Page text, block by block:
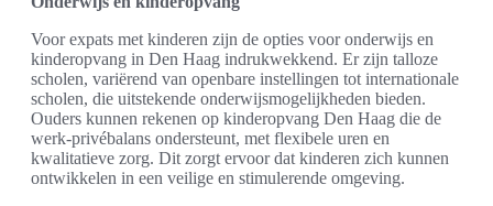
Voor expats met kinderen zijn de opties voor onderwijs en
kinderopvang in Den Haag indrukwekkend. Er zijn talloze
scholen, variërend van openbare instellingen tot internationale
scholen, die uitstekende onderwijsmogelijkheden bieden.
Ouders kunnen rekenen op kinderopvang Den Haag die de
werk-privébalans ondersteunt, met flexibele uren en
kwalitatieve zorg. Dit zorgt ervoor dat kinderen zich kunnen
ontwikkelen in een veilige en stimulerende omgeving.